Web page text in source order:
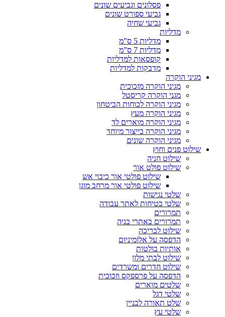
פסלונים וגביעים שונים
גביעי ספורט שונים
גביעי שחיה
מדליות
מדליות 5 ס”מ
מדליות 7 ס”מ
קופסאות למדליות
מדבקות למדליות
מגיני הוקרה
מגיני הוקרה מזכוכית
מגני הוקרה קריסטל
מגיני הוקרה לכוחות הביטחון
מגיני הוקרה מעץ
מגיני הוקרה מוארים לד
מגיני הוקרה בייצור מיוחד
מגיני הוקרה שונים
שילוט פנים וחוץ
שילוט חניה
שילוט פולט אור
שילוט פולטי אור כיבוי אש
שילוט פולטי אור מרחב מוגן
שלטי נגישות
שלטי בטיחות לאתר עבודה
תמרורים
תמרורים באתרי בניה
שילוט לבריכה
הדפסה על אלומיניום
אותיות בולטות
שילוט לבתי מלון
שילוט חדרים ומשרדים
הדפסה על פרספקס וזכוכית
שלטים מוארים
שלטי דגל
שלט תאורה לבניין
שלטי עץ